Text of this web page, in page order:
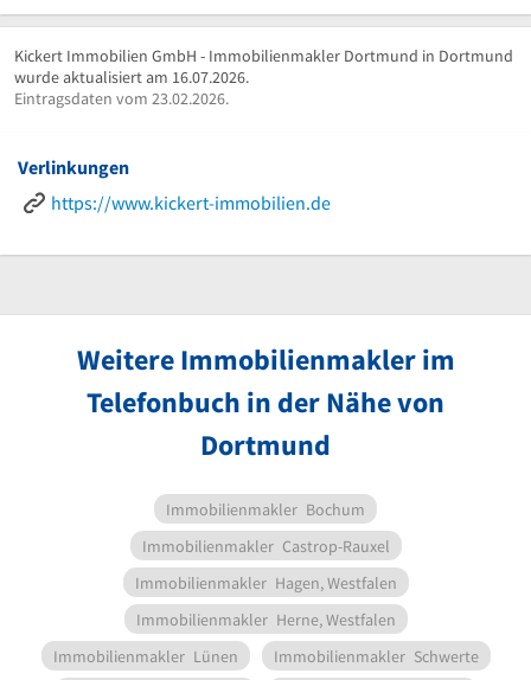
Kickert Immobilien GmbH - Immobilienmakler Dortmund in Dortmund
wurde aktualisiert am 16.07.2026.
Eintragsdaten vom 23.02.2026.
Verlinkungen
https://www.kickert-immobilien.de
Weitere Immobilienmakler im
Telefonbuch in der Nähe von
Dortmund
Immobilienmakler Bochum
Immobilienmakler Castrop-Rauxel
Immobilienmakler Hagen, Westfalen
Immobilienmakler Herne, Westfalen
Immobilienmakler Lünen Immobilienmakler Schwerte